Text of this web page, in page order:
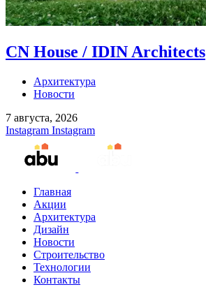
CN House / IDIN Architects
Архитектура
Новости
7 августа, 2026
Instagram Instagram
Главная
Акции
Архитектура
Дизайн
Новости
Строительство
Технологии
Контакты